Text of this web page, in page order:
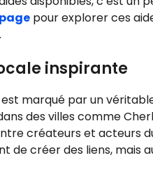
pour explorer ces
inspirante
marqué par un
des villes comme
créateurs et acteurs
de créer des liens, mais